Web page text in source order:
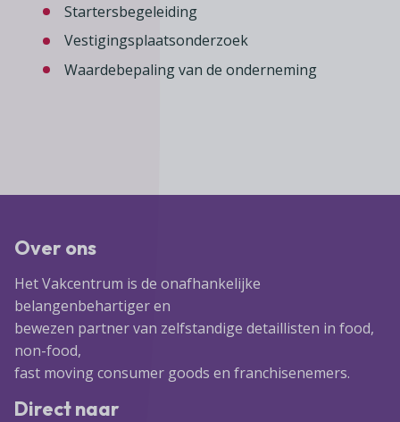
Startersbegeleiding
Vestigingsplaatsonderzoek
Waardebepaling van de onderneming
Over ons
Het Vakcentrum is de onafhankelijke
belangenbehartiger en
bewezen partner van zelfstandige detaillisten in food,
non-food,
fast moving consumer goods en franchisenemers.
Direct naar